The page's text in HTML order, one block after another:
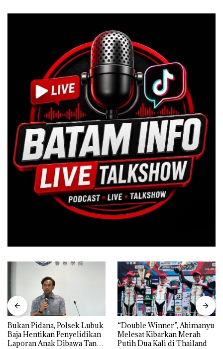
Bukan Pidana, Polsek Lubuk
Baja Hentikan Penyelidikan
Laporan Anak Dibawa Tanpa
“Double Winner”, Abimanyu
Melesat Kibarkan Merah
Putih Dua Kali di Thailand